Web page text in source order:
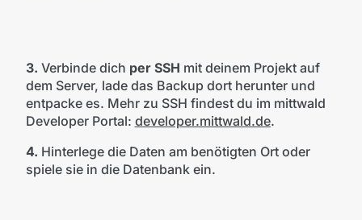
3. Verbinde dich per SSH mit deinem Projekt auf
dem Server, lade das Backup dort herunter und
entpacke es. Mehr zu SSH findest du im mittwald
Developer Portal: developer.mittwald.de.
4. Hinterlege die Daten am benötigten Ort oder
spiele sie in die Datenbank ein.